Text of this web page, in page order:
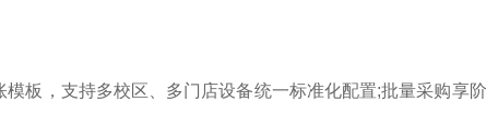
，支持多校区、多门店设备统一标准化配置;批量采购享